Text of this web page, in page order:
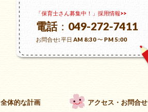
全体的な計画 アクセス・お問合せ
「保育士さん募集中！」採用情報>>
電話：049-272-7411
お問合せ: 平日 AM 8:30 〜 PM 5:00